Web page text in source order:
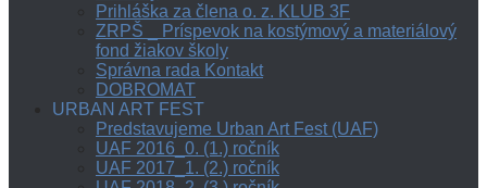
Prihláška za člena o. z. KLUB 3F
ZRPŠ _ Príspevok na kostýmový a materiálový
fond žiakov školy
Správna rada Kontakt
DOBROMAT
URBAN ART FEST
Predstavujeme Urban Art Fest (UAF)
UAF 2016_0. (1.) ročník
UAF 2017_1. (2.) ročník